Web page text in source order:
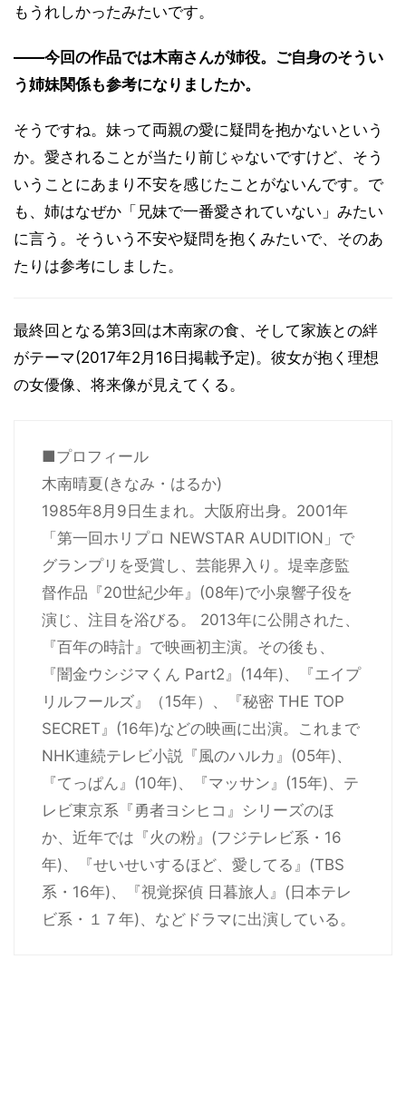
もうれしかったみたいです。
――今回の作品では木南さんが姉役。ご自身のそうい
う姉妹関係も参考になりましたか。
そうですね。妹って両親の愛に疑問を抱かないという
か。愛されることが当たり前じゃないですけど、そう
いうことにあまり不安を感じたことがないんです。で
も、姉はなぜか「兄妹で一番愛されていない」みたい
に言う。そういう不安や疑問を抱くみたいで、そのあ
たりは参考にしました。
最終回となる第3回は木南家の食、そして家族との絆
がテーマ(2017年2月16日掲載予定)。彼女が抱く理想
の女優像、将来像が見えてくる。
■プロフィール
木南晴夏(きなみ・はるか)
1985年8月9日生まれ。大阪府出身。2001年
「第一回ホリプロ NEWSTAR AUDITION」で
グランプリを受賞し、芸能界入り。堤幸彦監
督作品『20世紀少年』(08年)で小泉響子役を
演じ、注目を浴びる。 2013年に公開された、
『百年の時計』で映画初主演。その後も、
『闇金ウシジマくん Part2』(14年)、『エイプ
リルフールズ』（15年）、『秘密 THE TOP
SECRET』(16年)などの映画に出演。これまで
NHK連続テレビ小説『風のハルカ』(05年)、
『てっぱん』(10年)、『マッサン』(15年)、テ
レビ東京系『勇者ヨシヒコ』シリーズのほ
か、近年では『火の粉』(フジテレビ系・16
年)、『せいせいするほど、愛してる』(TBS
系・16年)、『視覚探偵 日暮旅人』(日本テレ
ビ系・１７年)、などドラマに出演している。